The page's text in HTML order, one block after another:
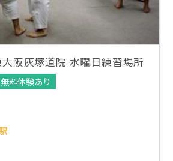
阪灰塚道院 水曜日練習場所
無料体験あり